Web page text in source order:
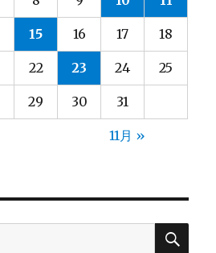
15 16 17 18
22 23 24 25
29 30 31
11月 »
検